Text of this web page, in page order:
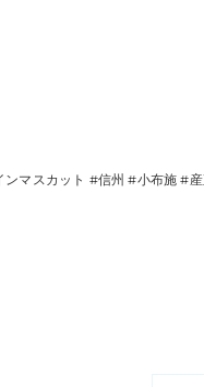
マスカット #信州 #小布施 #産